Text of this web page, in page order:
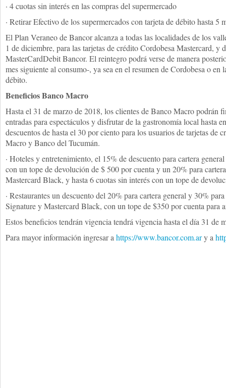
· 4 cuotas sin interés en las compras del supermercado
· Retirar Efectivo de los supermercados con tarjeta de débito hasta 5
El Plan Veraneo de Bancor alcanza a todas las localidades de los
1 de diciembre, para las tarjetas de crédito Cordobesa Mastercard, y
MasterCardDebit Bancor. El reintegro podrá verse de manera
mes siguiente al consumo-, ya sea en el resumen de Cordobesa o en
débito.
Beneficios Banco Macro
Hasta el 31 de marzo de 2018, los clientes de Banco Macro podrán
entradas para espectáculos y disfrutar de la gastronomía local hasta
descuentos de hasta el 30 por ciento para los usuarios de tarjetas de
Macro y Banco del Tucumán.
· Hoteles y entretenimiento, el 15% de descuento para cartera
con un tope de devolución de $ 500 por cuenta y un 20% para
Mastercard Black, y hasta 6 cuotas sin interés con un tope de
· Restaurantes un descuento del 20% para cartera general y 30%
Signature y Mastercard Black, con un tope de $350 por cuenta para
Estos beneficios tendrán vigencia tendrá vigencia hasta el día 31 de
Para mayor información ingresar a https://www.bancor.com.ary a